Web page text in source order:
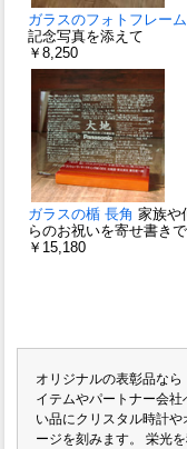
ガラスのフォトフレーム
記念写真を添えて
￥8,250
ガラスの楯 長角 家族や
らのお祝いを寄せ書きで
￥15,180
オリジナルの表彰品なら
イテムやパートナー会
い品にクリスタル時計
ージを刻みます。 栄光を